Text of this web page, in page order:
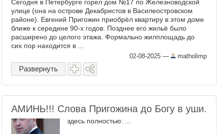
Сегодня в Петербурге горел дом №17 по Железноводской
улице (она на острове Декабристов в Василеостровском
районе). Евгений Пригожин приобрёл квартиру в этом доме
ближе к середине 90-х годов. Позднее его жильё было
расширено до целого этажа. Формально жилплощадь до
сих пор находится в ...
02-08-2025 — matholimp
Развернуть
АМИНЬ!!! Слова Пригожина до Богу в уши.
здесь полностью: ...